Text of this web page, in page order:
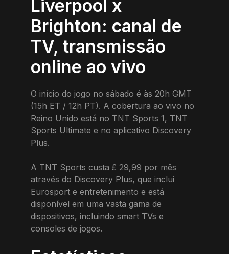
Liverpool x
Brighton: canal de
TV, transmissão
online ao vivo
O início do jogo no sábado é às 20h GMT
(15h ET / 12h PT). A cobertura ao vivo no
Reino Unido está no TNT Sports 1, TNT
Sports Ultimate e no aplicativo Discovery
Plus.
A TNT Sports custa £ 29,99 por mês
através do Discovery Plus, que inclui
Eurosport e entretenimento e está
disponível em uma vasta gama de
dispositivos, incluindo smart TVs e
consoles de jogos.